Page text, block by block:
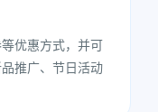
优惠方式，并可
推广、节日活动